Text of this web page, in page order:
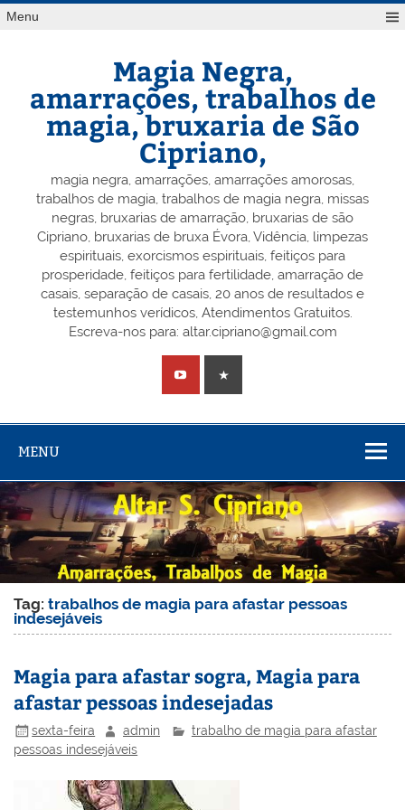
Skip
toMenu
Magia Negra,
amarrações, trabalhos de
magia, bruxaria de São
Cipriano,
magia negra, amarrações, amarrações amorosas,
trabalhos de magia, trabalhos de magia negra, missas
negras, bruxarias de amarração, bruxarias de são
Cipriano, bruxarias de bruxa Évora, Vidência, limpezas
espirituais, exorcismos espirituais, feitiços para
prosperidade, feitiços para fertilidade, amarração de
casais, separação de casais, 20 anos de resultados e
testemunhos verídicos, Atendimentos Gratuitos.
Escreva-nos para: altar.cipriano@gmail.com
MENU
Tag:trabalhos de magia para afastar pessoas
indesejáveis
Magia para afastar sogra, Magia para
afastar pessoas indesejadas
sexta-feira admin
trabalho de magia para afastar
pessoas indesejáveis